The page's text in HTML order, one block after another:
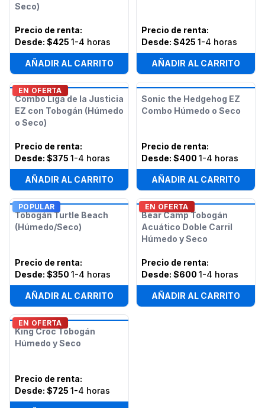
Seco)
Precio de renta:
Desde: $425 1-4 horas
AÑADIR AL CARRITO
Precio de renta:
Desde: $425 1-4 horas
AÑADIR AL CARRITO
EN OFERTA
Combo Liga de la Justicia
EZ con Tobogán (Húmedo
o Seco)
Precio de renta:
Desde: $375 1-4 horas
AÑADIR AL CARRITO
Sonic the Hedgehog EZ
Combo Húmedo o Seco
Precio de renta:
Desde: $400 1-4 horas
AÑADIR AL CARRITO
POPULAR
Tobogán Turtle Beach
(Húmedo/Seco)
Precio de renta:
Desde: $350 1-4 horas
AÑADIR AL CARRITO
EN OFERTA
Bear Camp Tobogán
Acuático Doble Carril
Húmedo y Seco
Precio de renta:
Desde: $600 1-4 horas
AÑADIR AL CARRITO
EN OFERTA
King Croc Tobogán
Húmedo y Seco
Precio de renta:
Desde: $725 1-4 horas